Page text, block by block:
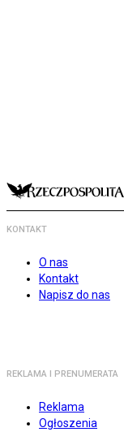
KONTAKT
O nas
Kontakt
Napisz do nas
REKLAMA I PRENUMERATA
Reklama
Ogłoszenia